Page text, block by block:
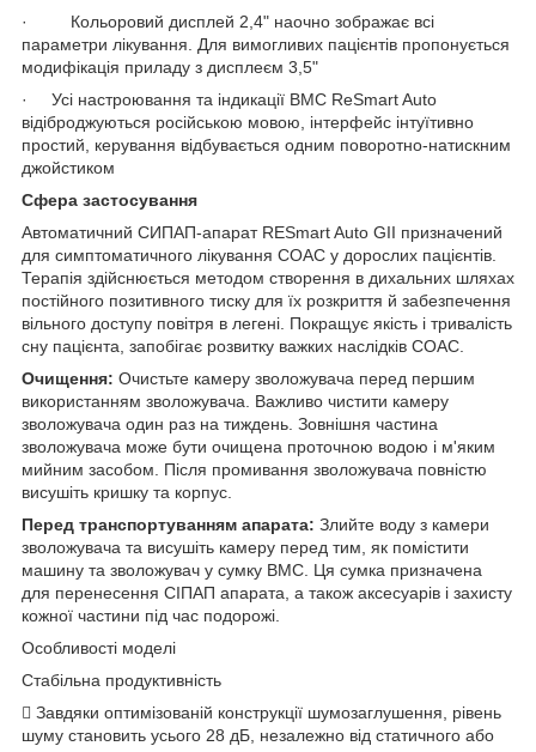
· Кольоровий дисплей 2,4" наочно зображає всі
параметри лікування. Для вимогливих пацієнтів пропонується
модифікація приладу з дисплеєм 3,5"
· Усі настроювання та індикації BMC ReSmart Auto
відіброджуються російською мовою, інтерфейс інтуїтивно
простий, керування відбувається одним поворотно-натискним
джойстиком
Сфера застосування
Автоматичний СИПАП-апарат RESmart Auto GII призначений
для симптоматичного лікування СОАС у дорослих пацієнтів.
Терапія здійснюється методом створення в дихальних шляхах
постійного позитивного тиску для їх розкриття й забезпечення
вільного доступу повітря в легені. Покращує якість і тривалість
сну пацієнта, запобігає розвитку важких наслідків СОАС.
Очищення: Очистьте камеру зволожувача перед першим
використанням зволожувача. Важливо чистити камеру
зволожувача один раз на тиждень. Зовнішня частина
зволожувача може бути очищена проточною водою і м'яким
мийним засобом. Після промивання зволожувача повністю
висушіть кришку та корпус.
Перед транспортуванням апарата: Злийте воду з камери
зволожувача та висушіть камеру перед тим, як помістити
машину та зволожувач у сумку BMC. Ця сумка призначена
для перенесення СІПАП апарата, а також аксесуарів і захисту
кожної частини під час подорожі.
Особливості моделі
Стабільна продуктивність
 Завдяки оптимізованій конструкції шумозаглушення, рівень
шуму становить усього 28 дБ, незалежно від статичного або